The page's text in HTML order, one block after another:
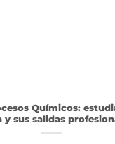
Químicos:
y sus salidas